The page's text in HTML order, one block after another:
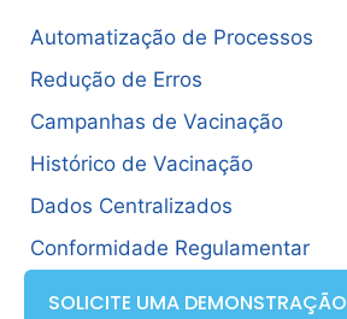
Automatização de Processos
Redução de Erros
Campanhas de Vacinação
Histórico de Vacinação
Dados Centralizados
Conformidade Regulamentar
SOLICITE UMA DEMONSTRAÇÃO